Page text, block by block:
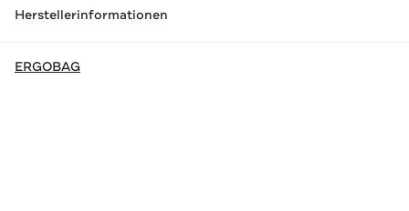
Herstellerinformationen
ERGOBAG